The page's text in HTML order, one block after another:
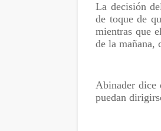
La decisión
de toque de
mientras que
de la mañana,
Abinader dice
puedan